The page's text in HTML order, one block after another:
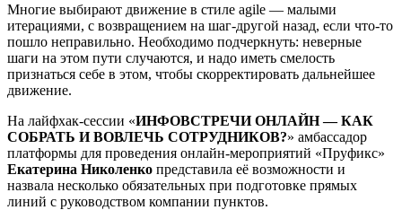
Многие выбирают движение в стиле agile — малыми
итерациями, с возвращением на шаг-другой назад, если что-то
пошло неправильно. Необходимо подчеркнуть: неверные
шаги на этом пути случаются, и надо иметь смелость
признаться себе в этом, чтобы скорректировать дальнейшее
движение.
На лайфхак-сессии «ИНФОВСТРЕЧИ ОНЛАЙН — КАК
СОБРАТЬ И ВОВЛЕЧЬ СОТРУДНИКОВ?» амбассадор
платформы для проведения онлайн-мероприятий «Пруфикс»
Екатерина Николенко представила её возможности и
назвала несколько обязательных при подготовке прямых
линий с руководством компании пунктов.